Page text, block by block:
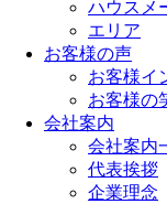
ハウスメ
エリア
お客様の声
お客様イ
お客様の
会社案内
会社案内
代表挨拶
企業理念